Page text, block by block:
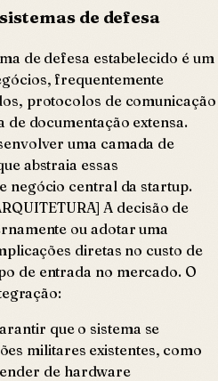
de defesa
de defesa estabelecido é um
frequentemente
protocolos de comunicação
documentação extensa.
uma camada de
abstraia essas
negócio central da startup.
A decisão de
ou adotar uma
diretas no custo de
de entrada no mercado. O
que o sistema se
militares existentes, como
de hardware